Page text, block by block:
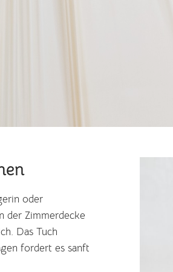
oder
der Zimmerdecke
Das Tuch
fordert es sanft